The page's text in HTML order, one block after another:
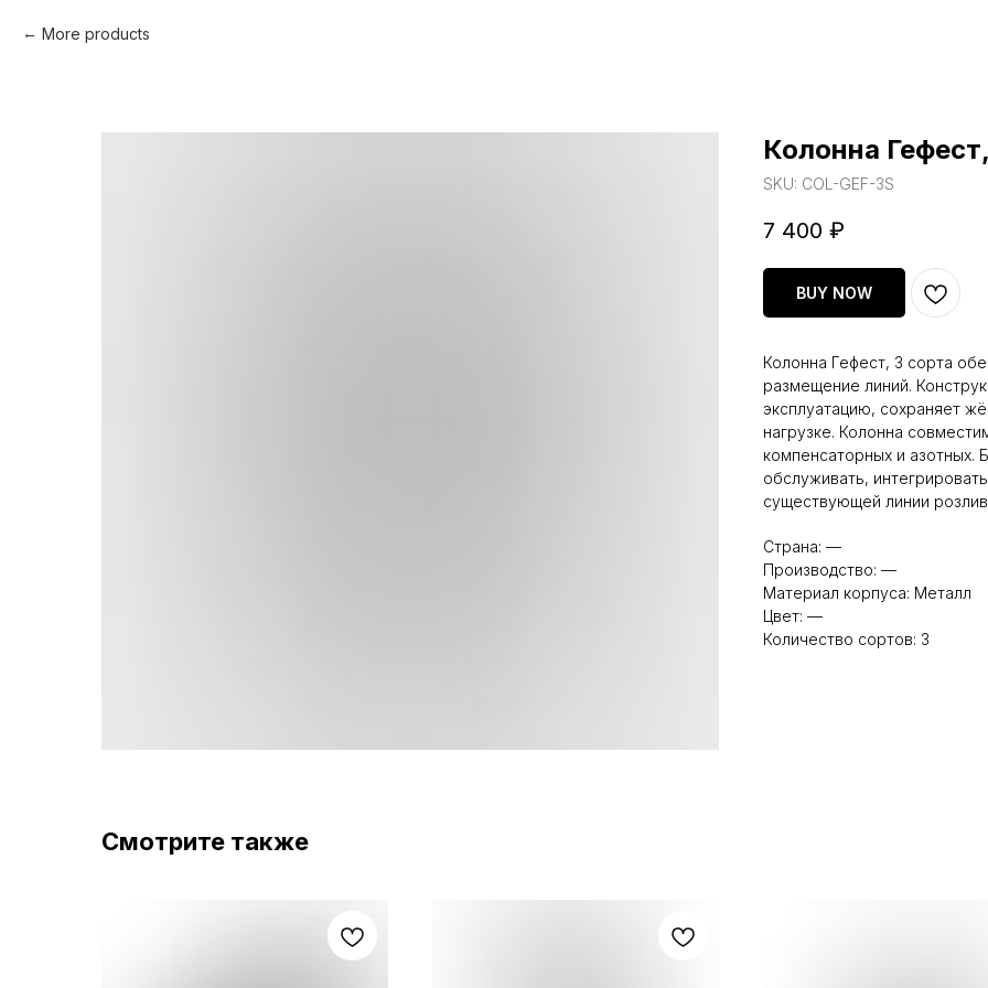
More products
Колонна
SKU: COL-GEF-3S
7 400 ₽
BUY NOW
Колонна Гефест, 3 сорта
размещение линий.
эксплуатацию, сохраняет
нагрузке. Колонна
компенсаторных и азотных.
обслуживать,
существующей линии
Страна: —
Производство: —
Материал корпуса: Металл
Цвет: —
Количество сортов: 3
Смотрите также